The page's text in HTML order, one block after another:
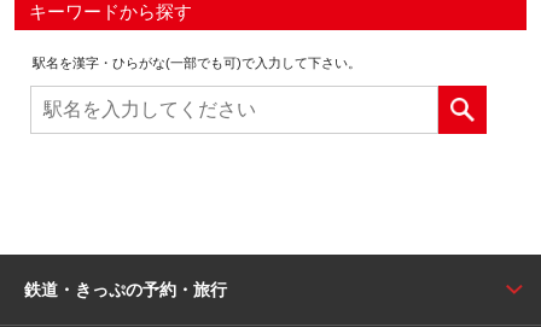
キーワードから探す
駅名を漢字・ひらがな(一部でも可)で入力して下さい。
鉄道・きっぷの予約・旅行